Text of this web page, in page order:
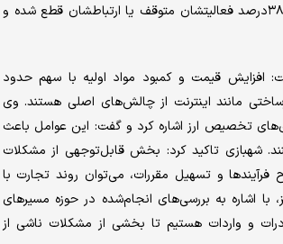
۴۳درصد از شرکت‌ها با وجود مشکلات همچنان به فعالیت خود ادامه می‌دهند، حدود ۳۸درصد فعالیتشان متوقف یا ارتباطشان قطع شده و
افزایش قیمت و کمبود مواد اولیه با سهم حدود
مانند اینترنت از چالش‌های اصلی هستند. وی
تخصیص ارز اشاره کرد و گفت: این عوامل باعث
شهبازی تاکید کرد: بخش قابل‌توجهی از مشکلات
و تسهیل مقررات، می‌توان روند تجارت با
با اشاره به بررسی‌های انجام‌شده در حوزه مسیرهای
و واردات هستیم تا بخشی از مشکلات ناشی از